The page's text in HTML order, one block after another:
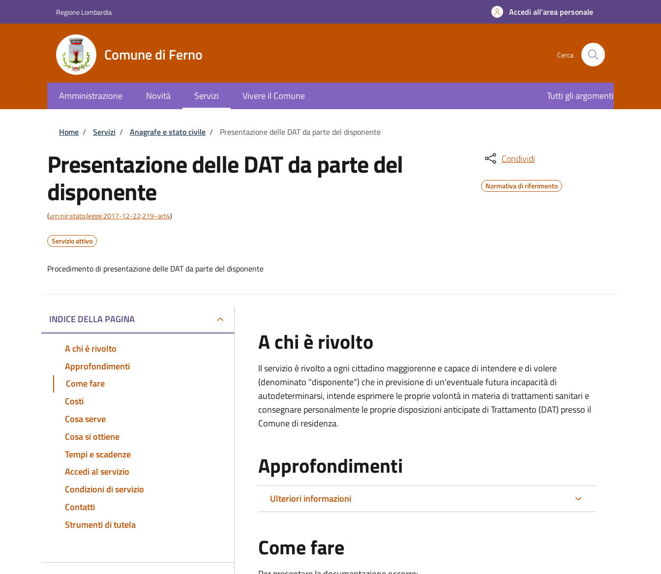
Regione Lombardia Accedi all'area personale
Comune di Ferno Cerca
Amministrazione Novità Servizi Vivere il Comune Tutti gli argomenti
Briciole di pane
Home / Servizi / Anagrafe e stato civile / Presentazione delle DAT da parte del disponente
Presentazione delle DAT da parte del
disponente
(urn:nir:stato:legge:2017-12-22;219~art4)
Servizio attivo
Procedimento di presentazione delle DAT da parte del disponente
Condividi
Normativa di riferimento
INDICE DELLA PAGINA
A chi è rivolto
Approfondimenti
Come fare
Costi
Cosa serve
Cosa si ottiene
Tempi e scadenze
Accedi al servizio
Condizioni di servizio
Contatti
Strumenti di tutela
A chi è rivolto
Il servizio è rivolto a ogni cittadino maggiorenne e capace di intendere e di volere
(denominato "disponente") che in previsione di un'eventuale futura incapacità di
autodeterminarsi, intende esprimere le proprie volontà in materia di trattamenti sanitari e
consegnare personalmente le proprie disposizioni anticipate di Trattamento (DAT) presso il
Comune di residenza.
Approfondimenti
Ulteriori informazioni
Come fare